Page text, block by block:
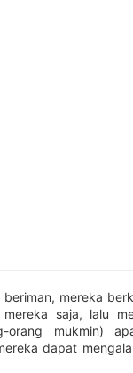
mereka
saja, lalu
orang mukmin)
dapat